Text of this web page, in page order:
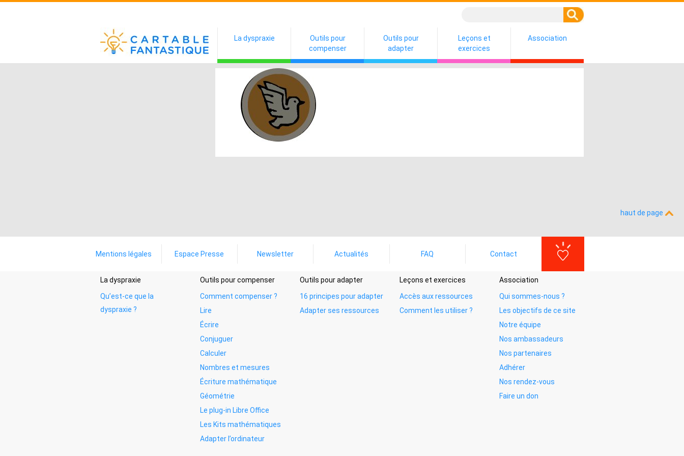
La dyspraxie
Outils pour
compenser
Outils pour
adapter
Leçons et
exercices
Association
haut de page
Mentions légales Espace Presse Newsletter Actualités FAQ Contact
La dyspraxie
Qu’est-ce que la
dyspraxie ?
Outils pour compenser
Comment compenser ?
Lire
Écrire
Conjuguer
Calculer
Nombres et mesures
Écriture mathématique
Géométrie
Le plug-in Libre Office
Les Kits mathématiques
Adapter l’ordinateur
Outils pour adapter
16 principes pour adapter
Adapter ses ressources
Leçons et exercices
Accès aux ressources
Comment les utiliser ?
Association
Qui sommes-nous ?
Les objectifs de ce site
Notre équipe
Nos ambassadeurs
Nos partenaires
Adhérer
Nos rendez-vous
Faire un don